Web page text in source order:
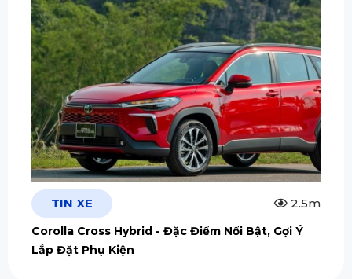
TIN XE 2.5m
Corolla Cross Hybrid - Đặc Điểm Nổi Bật, Gợi Ý
Lắp Đặt Phụ Kiện